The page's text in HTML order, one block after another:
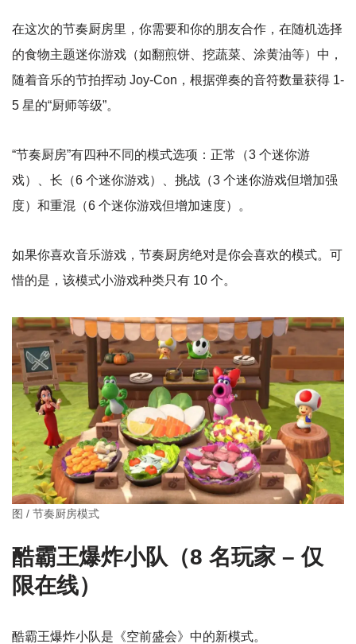
在这次的节奏厨房里，你需要和你的朋友合作，在随机选择
的食物主题迷你游戏（如翻煎饼、挖蔬菜、涂黄油等）中，
随着音乐的节拍挥动 Joy-Con，根据弹奏的音符数量获得 1-
5 星的“厨师等级”。
“节奏厨房”有四种不同的模式选项：正常（3 个迷你游
戏）、长（6 个迷你游戏）、挑战（3 个迷你游戏但增加强
度）和重混（6 个迷你游戏但增加速度）。
如果你喜欢音乐游戏，节奏厨房绝对是你会喜欢的模式。可
惜的是，该模式小游戏种类只有 10 个。
图 / 节奏厨房模式
酷霸王爆炸小队（8 名玩家 – 仅
限在线）
酷霸王爆炸小队是《空前盛会》中的新模式。